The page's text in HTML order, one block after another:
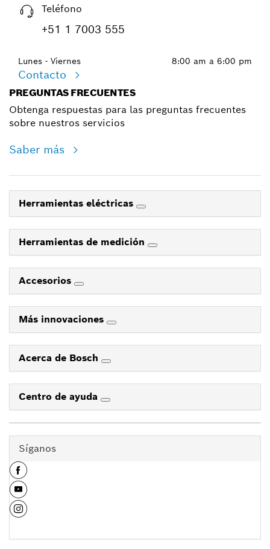
Teléfono
+51 1 7003 555
Lunes - Viernes 8:00 am a 6:00 pm
Contacto
PREGUNTAS FRECUENTES
Obtenga respuestas para las preguntas frecuentes
sobre nuestros servicios
Saber más
Herramientas eléctricas
Herramientas de medición
Accesorios
Más innovaciones
Acerca de Bosch
Centro de ayuda
Síganos